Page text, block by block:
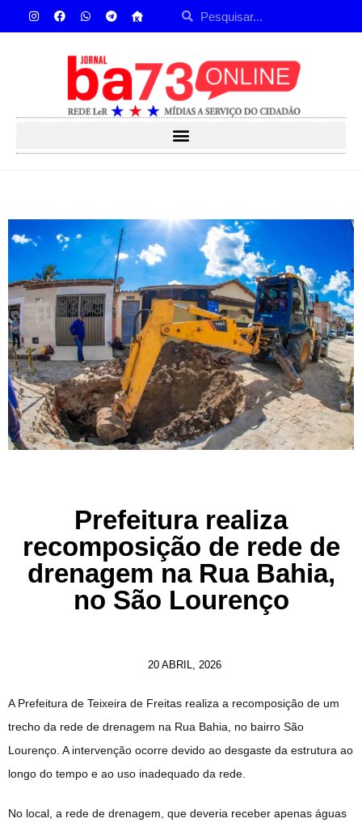
Prefeitura realiza
recomposição de rede de
drenagem na Rua Bahia,
no São Lourenço
20 ABRIL, 2026
A Prefeitura de Teixeira de Freitas realiza a recomposição de um
trecho da rede de drenagem na Rua Bahia, no bairro São
Lourenço. A intervenção ocorre devido ao desgaste da estrutura ao
longo do tempo e ao uso inadequado da rede.
No local, a rede de drenagem, que deveria receber apenas águas